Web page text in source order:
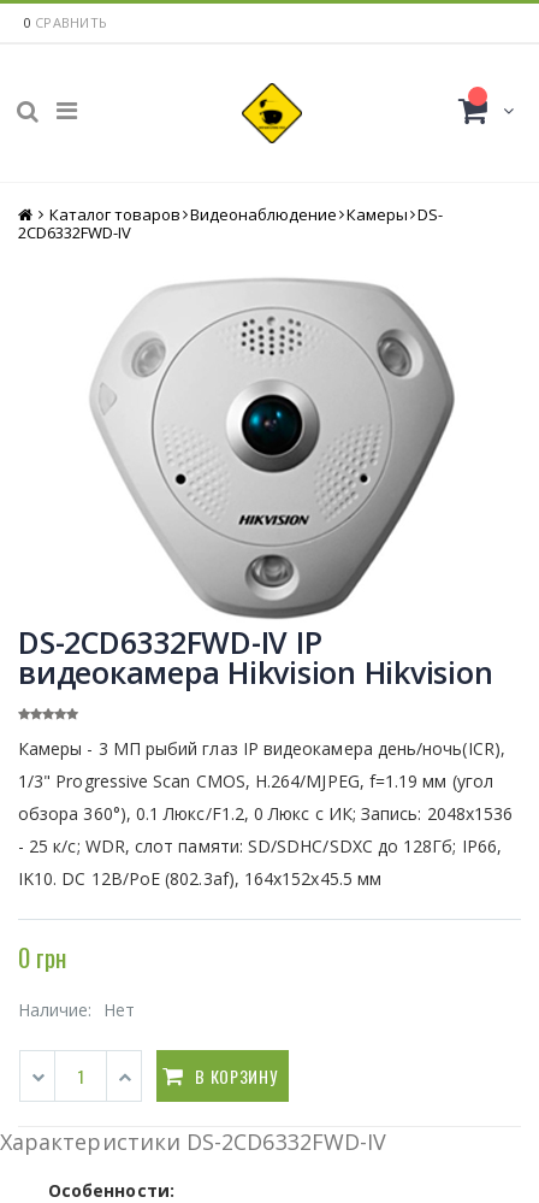
0 СРАВНИТЬ
Главная
Каталог товаров Видеонаблюдение Камеры DS-
2CD6332FWD-IV
DS-2CD6332FWD-IV IP
видеокамера Hikvision Hikvision
Камеры - 3 МП рыбий глаз IP видеокамера день/ночь(ICR),
1/3" Progressive Scan CMOS, H.264/MJPEG, f=1.19 мм (угол
обзора 360°), 0.1 Люкс/F1.2, 0 Люкс с ИК; Запись: 2048х1536
- 25 к/с; WDR, слот памяти: SD/SDHC/SDXC до 128Гб; IP66,
IK10. DC 12В/PoE (802.3af), 164х152х45.5 мм
0 грн
Наличие: Нет
В КОРЗИНУ
Характеристики DS-2CD6332FWD-IV
Особенности: